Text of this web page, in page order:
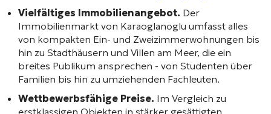
Vielfältiges Immobilienangebot. Der
Immobilienmarkt von Karaoglanoglu umfasst alles
von kompakten Ein- und Zweizimmerwohnungen bis
hin zu Stadthäusern und Villen am Meer, die ein
breites Publikum ansprechen - von Studenten über
Familien bis hin zu umziehenden Fachleuten.
Wettbewerbsfähige Preise. Im Vergleich zu
erstklassigen Objekten in stärker gesättigten